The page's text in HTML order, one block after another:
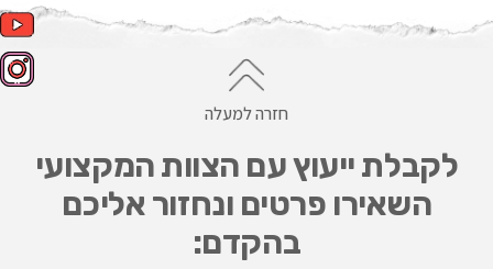
חזרה למעלה
לקבלת ייעוץ עם הצוות המקצועי
השאירו פרטים ונחזור אליכם
בהקדם: